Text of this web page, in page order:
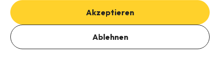
Daten hinzufügen, um Verfügbarkeit zu prüfen
Buchungsdaten auswählen
Impressum und AGBs
Datenschutz
Cookies Richtlinien
Akzeptieren
Ablehnen